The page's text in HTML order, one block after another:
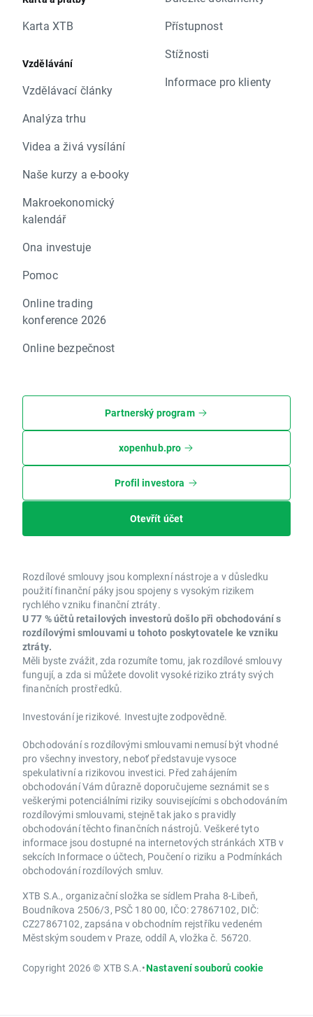
Karta XTB
Vzdělávání
Vzdělávací články
Analýza trhu
Videa a živá vysílání
Naše kurzy a e-booky
Makroekonomický
kalendář
Ona investuje
Pomoc
Online trading
konference 2026
Online bezpečnost
Přístupnost
Stížnosti
Informace pro klienty
Partnerský program
xopenhub.pro
Profil investora
Otevřít účet
Rozdílové smlouvy jsou komplexní nástroje a v důsledku
použití finanční páky jsou spojeny s vysokým rizikem
rychlého vzniku finanční ztráty.
U 77 % účtů retailových investorů došlo při obchodování s
rozdílovými smlouvami u tohoto poskytovatele ke vzniku
ztráty.
Měli byste zvážit, zda rozumíte tomu, jak rozdílové smlouvy
fungují, a zda si můžete dovolit vysoké riziko ztráty svých
finančních prostředků.
Investování je rizikové. Investujte zodpovědně.
Obchodování s rozdílovými smlouvami nemusí být vhodné
pro všechny investory, neboť představuje vysoce
spekulativní a rizikovou investici. Před zahájením
obchodování Vám důrazně doporučujeme seznámit se s
veškerými potenciálními riziky souvisejícími s obchodováním
rozdílovými smlouvami, stejně tak jako s pravidly
obchodování těchto finančních nástrojů. Veškeré tyto
informace jsou dostupné na internetových stránkách XTB v
sekcích Informace o účtech, Poučení o riziku a Podmínkách
obchodování rozdílových smluv.
XTB S.A., organizační složka se sídlem Praha 8-Libeň,
Boudníkova 2506/3, PSČ 180 00, IČO: 27867102, DIČ:
CZ27867102, zapsána v obchodním rejstříku vedeném
Městským soudem v Praze, oddíl A, vložka č. 56720.
Copyright 2026 © XTB S.A.•Nastavení souborů cookie